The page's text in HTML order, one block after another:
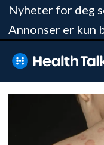
Nyheter for deg
Annonser er kun
Tag:
psoriasis